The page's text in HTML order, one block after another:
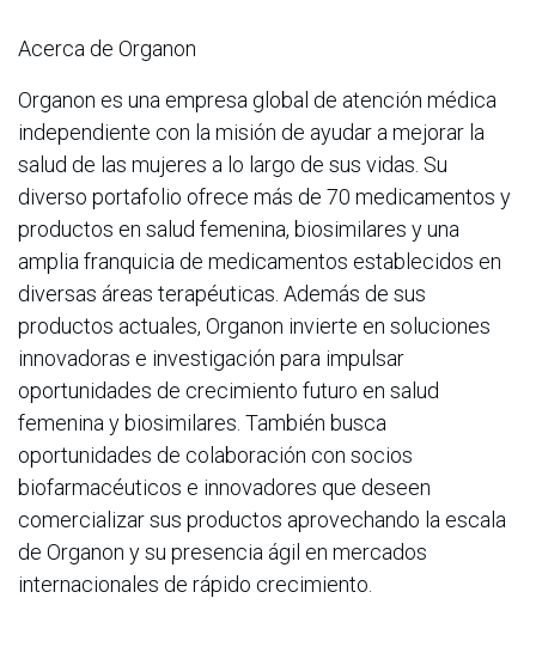
Acerca de Organon
Organon es una empresa global de atención médica
independiente con la misión de ayudar a mejorar la
salud de las mujeres a lo largo de sus vidas. Su
diverso portafolio ofrece más de 70 medicamentos y
productos en salud femenina, biosimilares y una
amplia franquicia de medicamentos establecidos en
diversas áreas terapéuticas. Además de sus
productos actuales, Organon invierte en soluciones
innovadoras e investigación para impulsar
oportunidades de crecimiento futuro en salud
femenina y biosimilares. También busca
oportunidades de colaboración con socios
biofarmacéuticos e innovadores que deseen
comercializar sus productos aprovechando la escala
de Organon y su presencia ágil en mercados
internacionales de rápido crecimiento.